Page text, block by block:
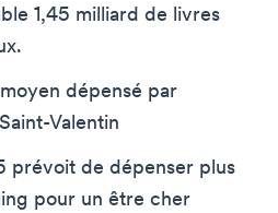
1,45 milliard de livres
dépensé par
Valentin
prévoit de dépenser plus
pour un être cher